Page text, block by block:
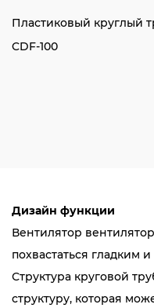
Пластиковый круглый
CDF-100
Дизайн функции
Вентилятор
похвастаться гладким
Структура круговой
структуру, которая